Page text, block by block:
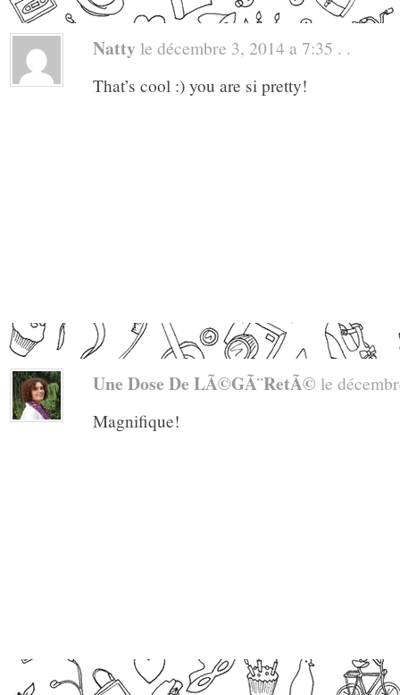
Natty le décembre 3, 2014 a 7:35 . .
That’s cool :) you are si pretty!
Une Dose De LÃ©gÃ¨retÃ© le
Magnifique!